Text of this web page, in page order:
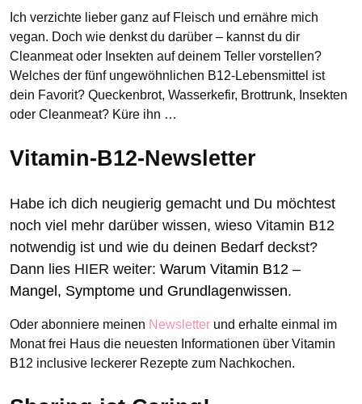
Ich verzichte lieber ganz auf Fleisch und ernähre mich
vegan. Doch wie denkst du darüber – kannst du dir
Cleanmeat oder Insekten auf deinem Teller vorstellen?
Welches der fünf ungewöhnlichen B12-Lebensmittel ist
dein Favorit? Queckenbrot, Wasserkefir, Brottrunk, Insekten
oder Cleanmeat? Küre ihn …
Vitamin-B12-Newsletter
Habe ich dich neugierig gemacht und Du möchtest
noch viel mehr darüber wissen, wieso Vitamin B12
notwendig ist und wie du deinen Bedarf deckst?
Dann lies HIER weiter: Warum Vitamin B12 –
Mangel, Symptome und Grundlagenwissen.
Oder abonniere meinen Newsletter und erhalte einmal im
Monat frei Haus die neuesten Informationen über Vitamin
B12 inclusive leckerer Rezepte zum Nachkochen.